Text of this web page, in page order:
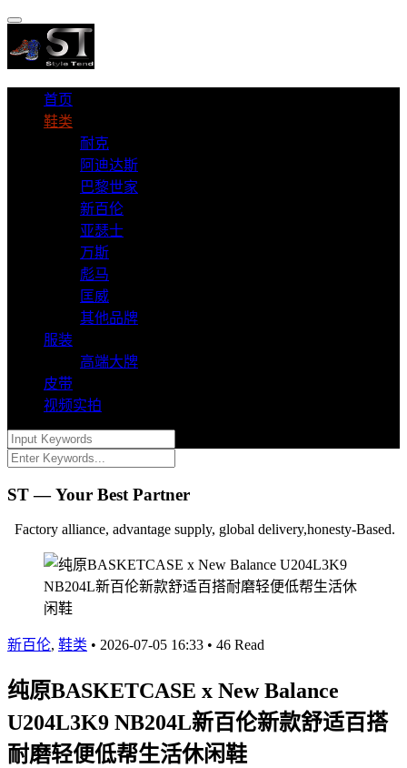
首页
鞋类
耐克
阿迪达斯
巴黎世家
新百伦
亚瑟士
万斯
彪马
匡威
其他品牌
服装
高端大牌
皮带
视频实拍
ST — Your Best Partner
Factory alliance, advantage supply, global delivery,honesty-Based.
新百伦, 鞋类 • 2026-07-05 16:33 • 46 Read
纯原BASKETCASE x New Balance
U204L3K9 NB204L新百伦新款舒适百搭
耐磨轻便低帮生活休闲鞋